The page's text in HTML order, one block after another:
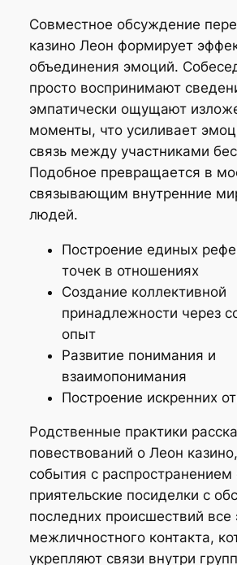
Совместное обсуждение
казино Леон формирует
объединения эмоций.
просто воспринимают
эмпатически ощущают
моменты, что усиливает
связь между участниками
Подобное превращается в
связывающим внутренние
людей.
Построение единых
точек в отношениях
Создание коллективной
принадлежности через
опыт
Развитие понимания и
взаимопонимания
Построение искренних
Родственные практики
повествований о Леон
события с
приятельские посиделки с
последних происшествий все
межличностного контакта,
укрепляют связи внутри